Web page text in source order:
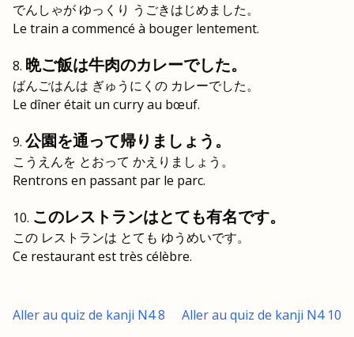
でんしゃが ゆっくり うごきはじめました。
Le train a commencé à bouger lentement.
晩ご飯は牛肉のカレーでした。
ばんごはんは ぎゅうにくの カレーでした。
Le dîner était un curry au bœuf.
公園を通って帰りましょう。
こうえんを とおって かえりましょう。
Rentrons en passant par le parc.
このレストランはとても有名です。
この レストランは とても ゆうめいです。
Ce restaurant est très célèbre.
Aller au quiz de kanji N4 8 Aller au quiz de kanji N4 10